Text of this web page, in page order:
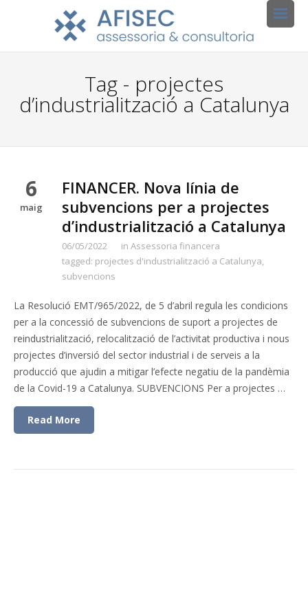
Tag - projectes
d’industrialització a Catalunya
6
maig
FINANCER. Nova línia de
subvencions per a projectes
d’industrialització a Catalunya
06/05/2022 in Assessoria financera
tagged: projectes d'industrialització a Catalunya,
subvencions
La Resolució EMT/965/2022, de 5 d’abril regula les condicions
per a la concessió de subvencions de suport a projectes de
reindustrialització, relocalització de l’activitat productiva i nous
projectes d’inversió del sector industrial i de serveis a la
producció que ajudin a mitigar l’efecte negatiu de la pandèmia
de la Covid-19 a Catalunya. SUBVENCIONS Per a projectes …
Read More